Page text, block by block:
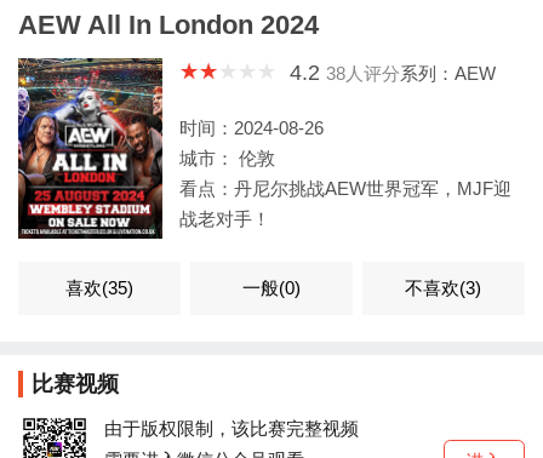
AEW All In London 2024
4.2 38人评分系列：AEW
时间：2024-08-26
城市： 伦敦
看点：丹尼尔挑战AEW世界冠军，MJF迎
战老对手！
喜欢(35) 一般(0) 不喜欢(3)
比赛视频
由于版权限制，该比赛完整视频